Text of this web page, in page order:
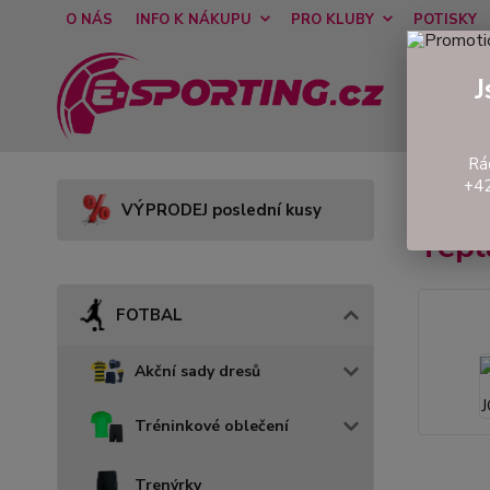
O NÁS INFO K NÁKUPU PRO KLUBY POTISKY
VÝPRODEJ poslední kusy
FOTBAL
Akční sady dresů
Tréninkové oblečení
Trenýrky